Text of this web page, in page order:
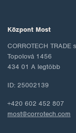
Központ Most
CORROTECH TRADE
Topolová 1456
434 01 A legtöbb
ID: 25002139
+420 602 452 807
most@corrotech.com